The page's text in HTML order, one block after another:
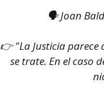
🗣 Joan
👉 "La Justicia parece
se trate. En el caso